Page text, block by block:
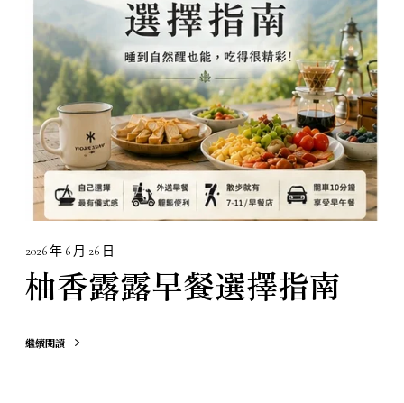
餐
選
擇
指
南
2026 年 6 月 26 日
柚香露露早餐選擇指南
繼續閱讀